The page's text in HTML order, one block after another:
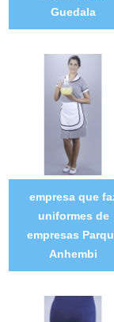
Guedala
empresa que
uniformes de
empresas
Anhembi